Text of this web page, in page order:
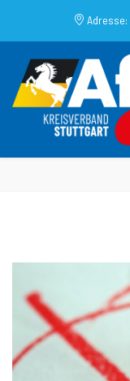
Adresse: